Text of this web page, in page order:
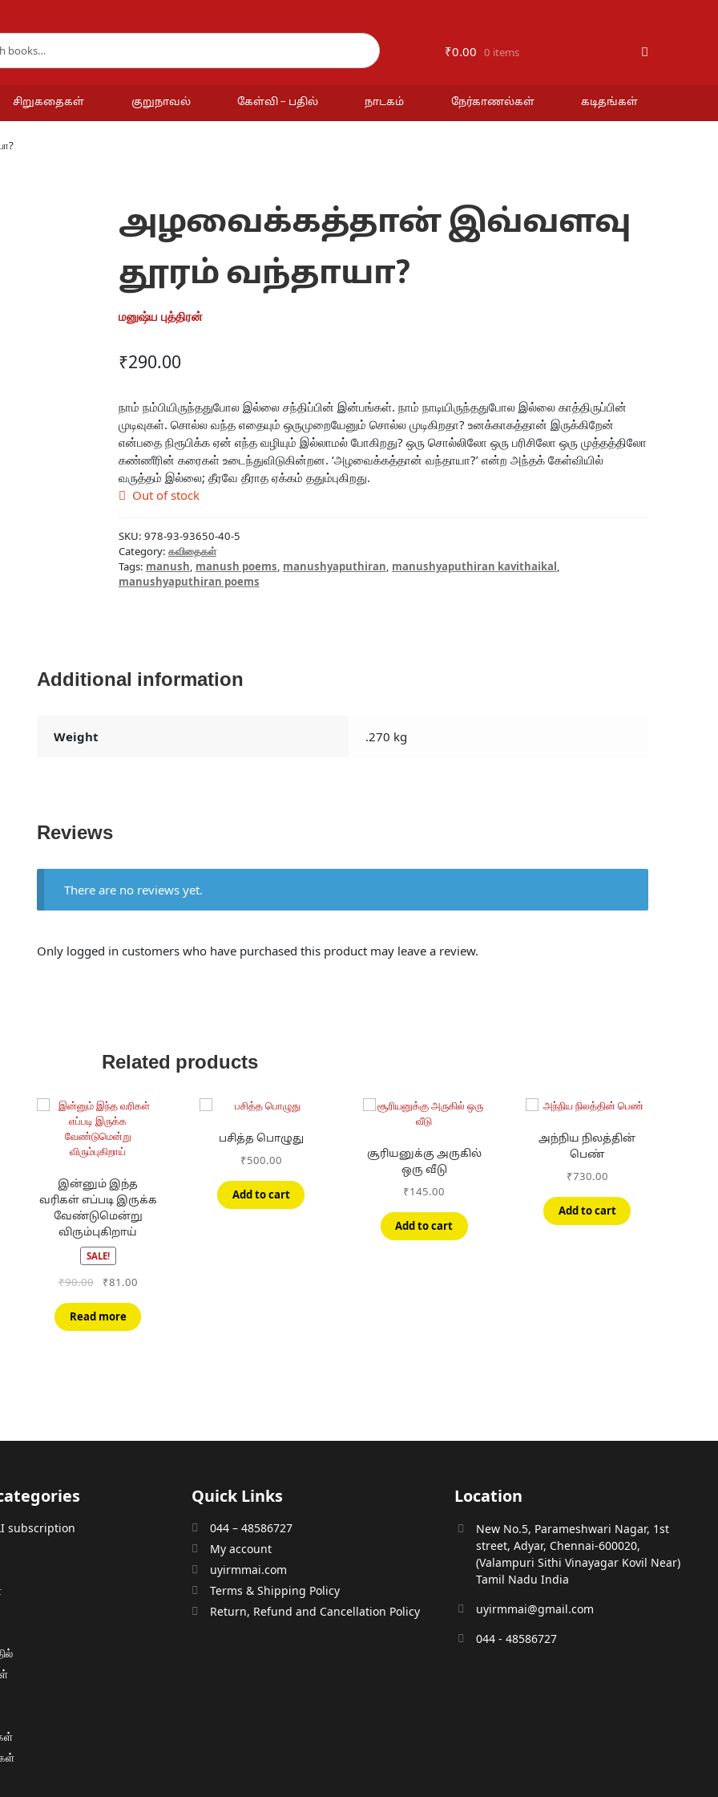
₹0.00 0 items
சிறுகதைகள் குறுநாவல் கேள்வி – பதில் நாடகம் நேர்காணல்கள் கடிதங்கள்
அழவைக்கத்தான் இவ்வளவு
தூரம் வந்தாயா?
மனுஷ்ய புத்திரன்
₹290.00
நாம் நம்பியிருந்ததுபோல இல்லை சந்திப்பின் இன்பங்கள். நாம் நாடியிருந்ததுபோல இல்லை காத்திருப்பின்
முடிவுகள். சொல்ல வந்த எதையும் ஒருமுறையேனும் சொல்ல முடிகிறதா? உனக்காகத்தான் இருக்கிறேன்
என்பதை நிரூபிக்க ஏன் எந்த வழியும் இல்லாமல் போகிறது? ஒரு சொல்லிலோ ஒரு பரிசிலோ ஒரு முத்தத்திலோ
கண்ணீரின் கரைகள் உடைந்துவிடுகின்றன. ‘அழவைக்கத்தான் வந்தாயா?’ என்ற அந்தக் கேள்வியில்
வருத்தம் இல்லை; தீரவே தீராத ஏக்கம் ததும்புகிறது.
Out of stock
SKU: 978-93-93650-40-5
Category: கவிதைகள்
Tags: manush, manush poems, manushyaputhiran, manushyaputhiran kavithaikal,
manushyaputhiran poems
Additional information
Weight .270 kg
Reviews
There are no reviews yet.
Only logged in customers who have purchased this product may leave a review.
Related products
இன்னும் இந்த
வரிகள் எப்படி இருக்க
வேண்டுமென்று
விரும்புகிறாய்
SALE!
₹90.00
Original
was:
₹90.00.
₹81.00Current
is:
₹81.00.
Read more
பசித்த பொழுது
₹500.00
Add to cart
சூரியனுக்கு அருகில்
ஒரு வீடு
₹145.00
Add to cart
அந்நிய நிலத்தின்
பெண்
₹730.00
Add to cart
subscription
Quick Links
044 – 48586727
My account
uyirmmai.com
Terms & Shipping Policy
Return, Refund and Cancellation Policy
Location
New No.5, Parameshwari Nagar, 1st
street, Adyar, Chennai-600020,
(Valampuri Sithi Vinayagar Kovil Near)
Tamil Nadu India
uyirmmai@gmail.com
044 - 48586727